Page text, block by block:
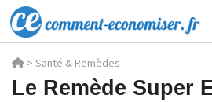
> Santé & Remèdes
Le Remède Super